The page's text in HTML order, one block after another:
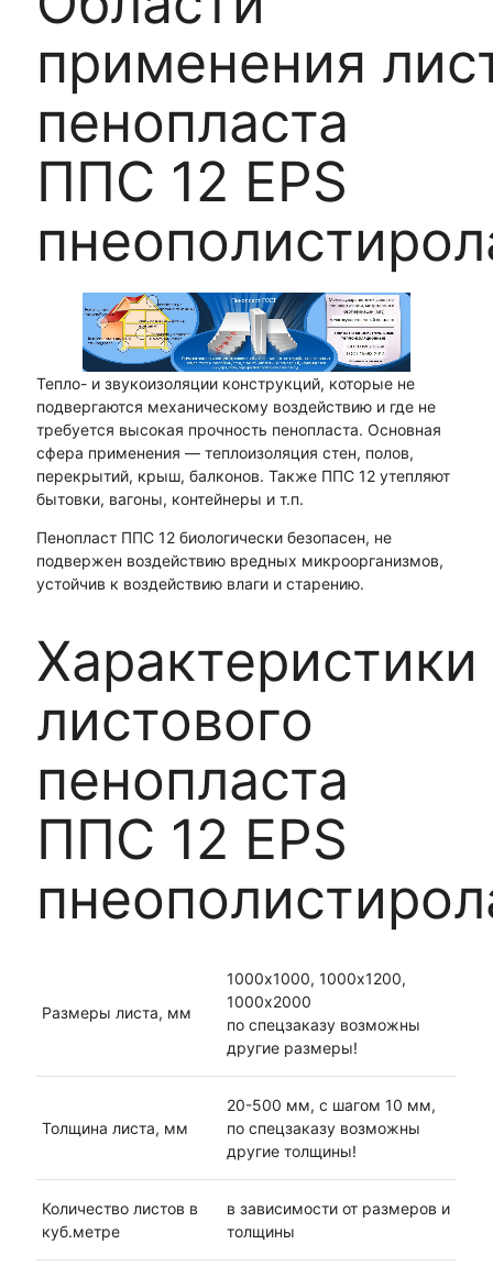
применения
пенопласта
ППС 12 EPS
Тепло- и звукоизоляции конструкций, которые не
подвергаются механическому воздействию и где не
требуется высокая прочность пенопласта. Основная
сфера применения — теплоизоляция стен, полов,
перекрытий, крыш, балконов. Также ППС 12 утепляют
бытовки, вагоны, контейнеры и т.п.
Пенопласт ППС 12 биологически безопасен, не
подвержен воздействию вредных микроорганизмов,
устойчив к воздействию влаги и старению.
Характеристики
листового
пенопласта
ППС 12 EPS
Размеры листа, мм
1000х1000, 1000х1200,
1000х2000
по спецзаказу возможны
другие размеры!
Толщина листа, мм
20-500 мм, с шагом 10 мм,
по спецзаказу возможны
другие толщины!
Количество листов в
куб.метре
в зависимости от размеров и
толщины